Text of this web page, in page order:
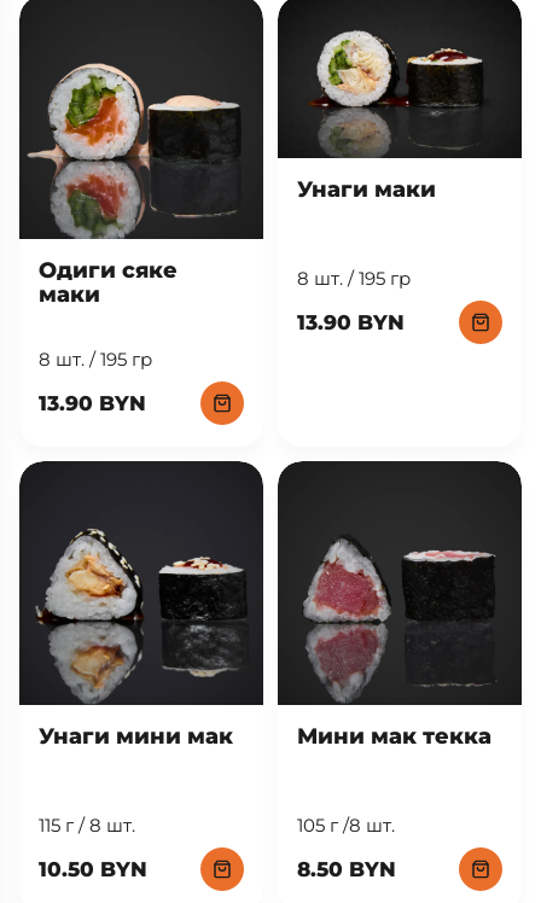
Одиги сяке
маки
8 шт. / 195 гр
13.90 BYN
Унаги маки
8 шт. / 195 гр
13.90 BYN
Унаги мини мак
115 г / 8 шт.
10.50 BYN
Мини мак текка
105 г /8 шт.
8.50 BYN